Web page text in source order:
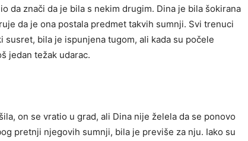
da znači da je bila s nekim drugim. Dina je bila šokirana
da je ona postala predmet takvih sumnji. Svi trenuci
susret, bila je ispunjena tugom, ali kada su počele
jedan težak udarac.
on se vratio u grad, ali Dina nije želela da se ponovo
pretnji njegovih sumnji, bila je previše za nju. Iako su